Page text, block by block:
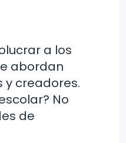
a los
abordan
y creadores.
No
de